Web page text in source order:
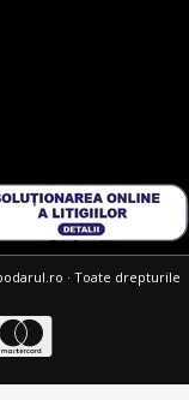
· Toate drepturile